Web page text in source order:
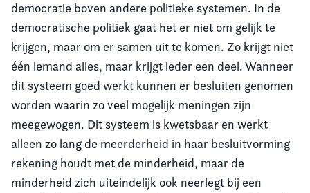
democratie boven andere politieke systemen. In de
democratische politiek gaat het er niet om gelijk te
krijgen, maar om er samen uit te komen. Zo krijgt niet
één iemand alles, maar krijgt ieder een deel. Wanneer
dit systeem goed werkt kunnen er besluiten genomen
worden waarin zo veel mogelijk meningen zijn
meegewogen. Dit systeem is kwetsbaar en werkt
alleen zo lang de meerderheid in haar besluitvorming
rekening houdt met de minderheid, maar de
minderheid zich uiteindelijk ook neerlegt bij een